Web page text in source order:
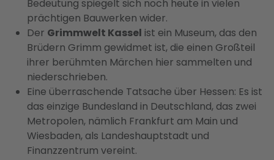
Bedeutung spiegelt sich noch heute in vielen
prächtigen Bauwerken wider.
Der Grimmwelt Kassel ist ein Museum, das den
Brüdern Grimm gewidmet ist, die einen Großteil
ihrer berühmten Märchen hier sammelten und
niederschrieben.
Eine überraschende Tatsache über Hessen: Es ist
das einzige Bundesland in Deutschland, das zwei
Metropolen, nämlich Frankfurt am Main und
Wiesbaden, als Landeshauptstadt und
Finanzzentrum vereint.